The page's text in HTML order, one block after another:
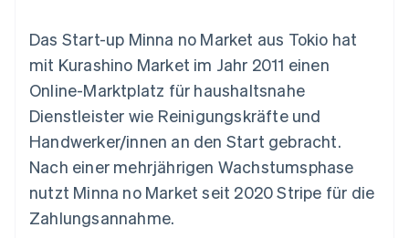
125
Zahlungen vor Ort
Authorization
Optimierung der
Autorisierungsraten
Beschleunigter
Bezahlvorgang
Connections
SaaS
Nach Branche
KI-Unternehmen
Creator Economy
Gaming
Freizeit
Abonnementverwaltung
nutzungsbasierte
Abrechnung um
Stablecoin-gestützte
Karten ausgeben: So
geht´s
Bereitstellung und
Verwaltung von
Diensten mit Agenten
Stripe Sessions
Karriere
Newsroom
Stripe Press
Kontakt
Sales-Team
kontaktieren
Partner werden
Das Start-up Minna no Market aus Tokio hat
mit Kurashino Market im Jahr 2011 einen
Online-Marktplatz für haushaltsnahe
Dienstleister wie Reinigungskräfte und
Handwerker/innen an den Start gebracht.
Nach einer mehrjährigen Wachstumsphase
nutzt Minna no Market seit 2020 Stripe für die
Zahlungsannahme.